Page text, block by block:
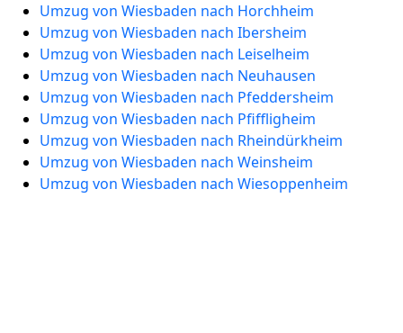
Umzug von Wiesbaden nach Horchheim
Umzug von Wiesbaden nach Ibersheim
Umzug von Wiesbaden nach Leiselheim
Umzug von Wiesbaden nach Neuhausen
Umzug von Wiesbaden nach Pfeddersheim
Umzug von Wiesbaden nach Pfiffligheim
Umzug von Wiesbaden nach Rheindürkheim
Umzug von Wiesbaden nach Weinsheim
Umzug von Wiesbaden nach Wiesoppenheim